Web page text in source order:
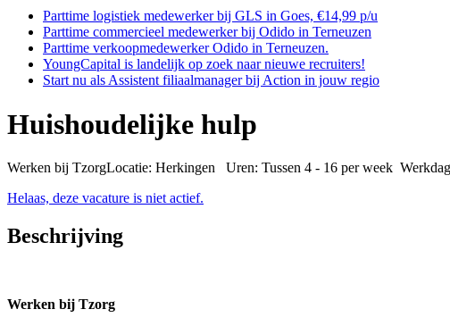
Parttime logistiek medewerker bij GLS in Goes, €14,99 p/u
Parttime commercieel medewerker bij Odido in Terneuzen
Parttime verkoopmedewerker Odido in Terneuzen.
YoungCapital is landelijk op zoek naar nieuwe recruiters!
Start nu als Assistent filiaalmanager bij Action in jouw regio
Huishoudelijke hulp
Werken bij TzorgLocatie: Herkingen Uren: Tussen 4 - 16 per week
Helaas, deze vacature is niet actief.
Beschrijving
Werken bij Tzorg